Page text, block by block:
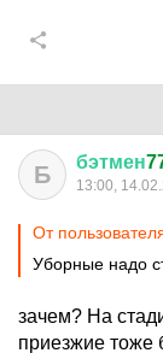
Б бэтмен
13:00,
От
Уборные надо
зачем? На
приезжие тоже